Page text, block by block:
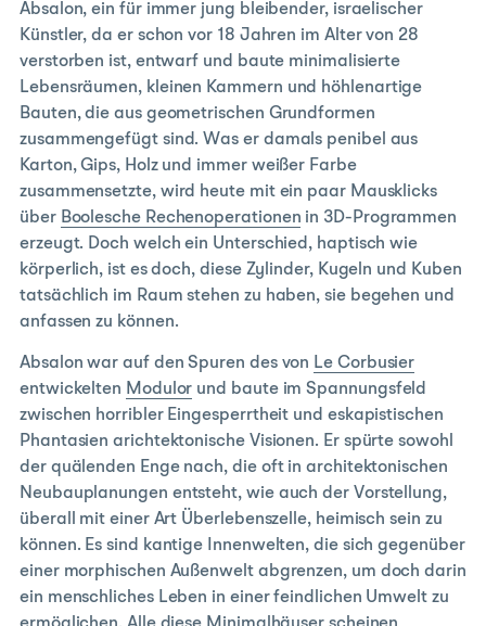
Absalon, ein für immer jung bleibender, israelischer
Künstler, da er schon vor 18 Jahren im Alter von 28
verstorben ist, entwarf und baute minimalisierte
Lebensräumen, kleinen Kammern und höhlenartige
Bauten, die aus geometrischen Grundformen
zusammengefügt sind. Was er damals penibel aus
Karton, Gips, Holz und immer weißer Farbe
zusammensetzte, wird heute mit ein paar Mausklicks
über Boolesche Rechenoperationen in 3D-Programmen
erzeugt. Doch welch ein Unterschied, haptisch wie
körperlich, ist es doch, diese Zylinder, Kugeln und Kuben
tatsächlich im Raum stehen zu haben, sie begehen und
anfassen zu können.
Absalon war auf den Spuren des von Le Corbusier
entwickelten Modulor und baute im Spannungsfeld
zwischen horribler Eingesperrtheit und eskapistischen
Phantasien arichtektonische Visionen. Er spürte sowohl
der quälenden Enge nach, die oft in architektonischen
Neubauplanungen entsteht, wie auch der Vorstellung,
überall mit einer Art Überlebenszelle, heimisch sein zu
können. Es sind kantige Innenwelten, die sich gegenüber
einer morphischen Außenwelt abgrenzen, um doch darin
ein menschliches Leben in einer feindlichen Umwelt zu